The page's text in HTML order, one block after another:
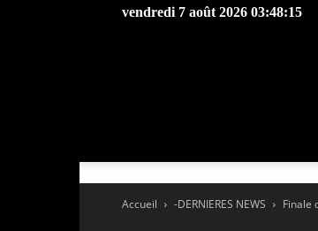
vendredi 7 août 2026 03:48:15
Accueil -DERNIERES NEWS Finale